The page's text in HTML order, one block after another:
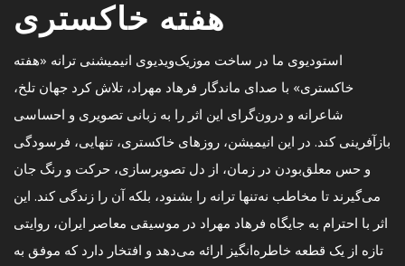
هفته خاکستری
استودیوی ما در ساخت موزیک‌ویدیوی انیمیشنی ترانه «هفته
خاکستری» با صدای ماندگار فرهاد مهراد، تلاش کرد جهان تلخ،
شاعرانه و درون‌گرای این اثر را به زبانی تصویری و احساسی
بازآفرینی کند. در این انیمیشن، روزهای خاکستری، تنهایی، فرسودگی
و حس معلق‌بودن در زمان، از دل تصویرسازی، حرکت و رنگ جان
می‌گیرند تا مخاطب نه‌تنها ترانه را بشنود، بلکه آن را زندگی کند. این
اثر با احترام به جایگاه فرهاد مهراد در موسیقی معاصر ایران، روایتی
تازه از یک قطعه خاطره‌انگیز ارائه می‌دهد و افتخار دارد که موفق به